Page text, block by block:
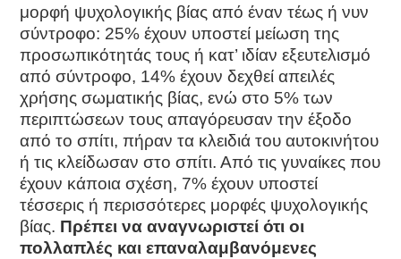
μορφή ψυχολογικής βίας από έναν τέως ή νυν
σύντροφο: 25% έχουν υποστεί μείωση της
προσωπικότητάς τους ή κατ’ ιδίαν εξευτελισμό
από σύντροφο, 14% έχουν δεχθεί απειλές
χρήσης σωματικής βίας, ενώ στο 5% των
περιπτώσεων τους απαγόρευσαν την έξοδο
από το σπίτι, πήραν τα κλειδιά του αυτοκινήτου
ή τις κλείδωσαν στο σπίτι. Από τις γυναίκες που
έχουν κάποια σχέση, 7% έχουν υποστεί
τέσσερις ή περισσότερες μορφές ψυχολογικής
βίας. Πρέπει να αναγνωριστεί ότι οι
πολλαπλές και επαναλαμβανόμενες